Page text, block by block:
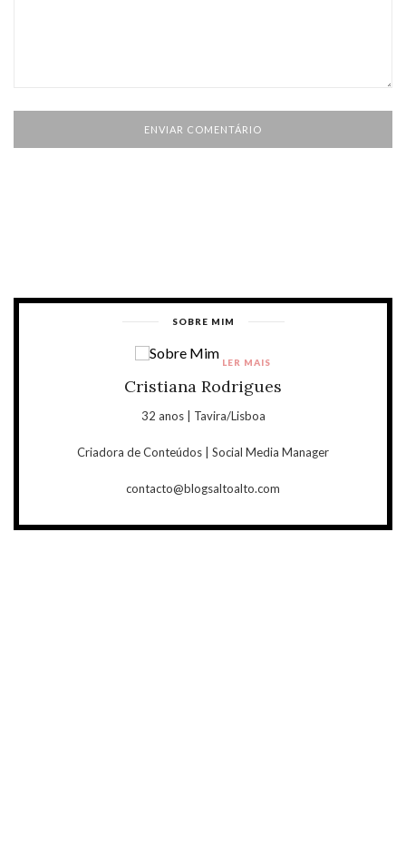
SOBRE MIM
Cristiana Rodrigues
32 anos | Tavira/Lisboa
Criadora de Conteúdos | Social Media Manager
contacto@blogsaltoalto.com
LER MAIS